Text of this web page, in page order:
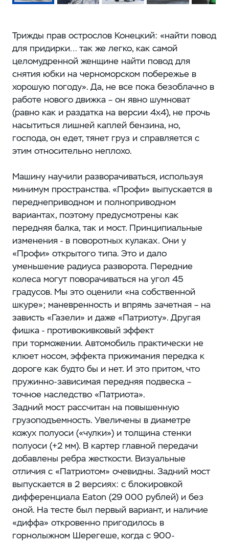
Трижды прав острослов Конецкий: «найти повод
для придирки… так же легко, как самой
целомудренной женщине найти повод для
снятия юбки на черноморском побережье в
хорошую погоду». Да, не все пока безоблачно в
работе нового движка – он явно шумноват
(равно как и раздатка на версии 4x4), не прочь
насытиться лишней каплей бензина, но,
господа, он едет, тянет груз и справляется с
этим относительно неплохо.
Машину научили разворачиваться, используя
минимум пространства. «Профи» выпускается в
переднеприводном и полноприводном
вариантах, поэтому предусмотрены как
передняя балка, так и мост. Принципиальные
изменения - в поворотных кулаках. Они у
«Профи» открытого типа. Это и дало
уменьшение радиуса разворота. Передние
колеса могут поворачиваться на угол 45
градусов. Мы это оценили «на собственной
шкуре»; маневренность и впрямь зачетная – на
зависть «Газели» и даже «Патриоту». Другая
фишка - противокивковый эффект
при торможении. Автомобиль практически не
клюет носом, эффекта прижимания передка к
дороге как будто бы и нет. И это притом, что
пружинно-зависимая передняя подвеска –
точное наследство «Патриота».
Задний мост рассчитан на повышенную
грузоподъемность. Увеличены в диаметре
кожух полуоси («чулки») и толщина стенки
полуоси (+2 мм). В картер главной передачи
добавлены ребра жесткости. Визуальные
отличия с «Патриотом» очевидны. Задний мост
выпускается в 2 версиях: с блокировкой
дифференциала Eaton (29 000 рублей) и без
оной. На тесте был первый вариант, и наличие
«диффа» откровенно пригодилось в
горнолыжном Шерегеше, когда с 900-